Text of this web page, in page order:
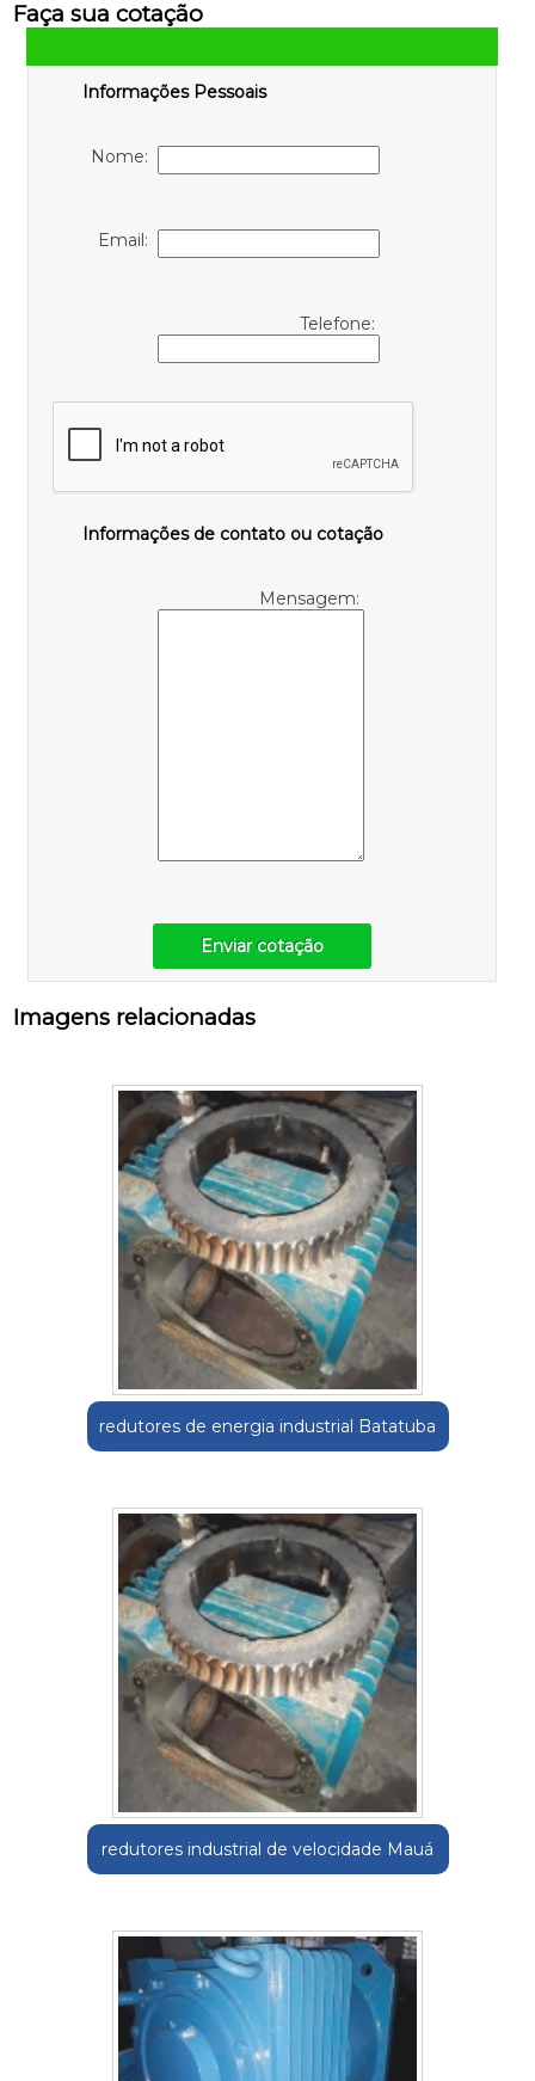
Faça sua cotação
Informações Pessoais
Nome:
Email:
Telefone:
Informações de contato ou cotação
Mensagem:
Enviar cotação
Imagens relacionadas
redutores de energia industrial Batatuba
redutores industrial de velocidade Mauá